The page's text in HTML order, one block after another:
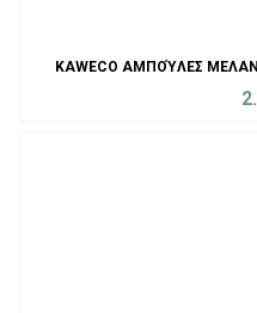
KAWECO ΑΜΠΟΎΛΕΣ